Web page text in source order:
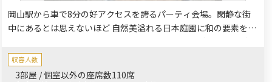
岡山駅から車で8分の好アクセスを誇るパーティ会場。閑静な街
中にあるとは思えないほど 自然美溢れる日本庭園に和の要素をと
族様のお集まりにも最適。特別な時を刻む大切な日のおもてなし
にぴったり。
収容人数
3部屋 / 個室以外の座席数110席